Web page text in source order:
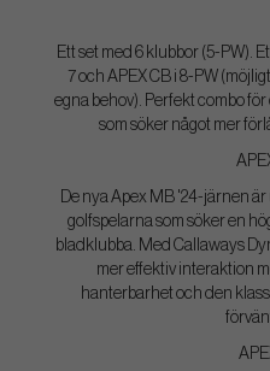
Ett set med 6 klubbor (5-PW).
7 och APEX CB i 8-PW
egna behov). Perfekt combo
som söker något mer
De nya Apex MB '24-järnen
golfspelarna som söker en
bladklubba. Med Callaways
mer effektiv interaktion
hanterbarhet och den